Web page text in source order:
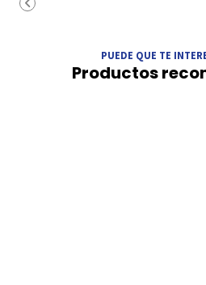
PUEDE QUE TE
Productos